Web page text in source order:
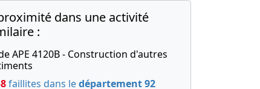
dans une activité
:
APE 4120B - Construction d'autres
faillites dans ledépartement 92